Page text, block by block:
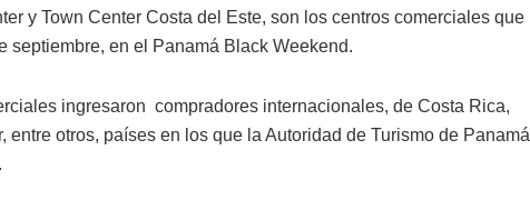
y Town Center Costa del Este, son los centros comerciales que
septiembre, en el Panamá Black Weekend.
ingresaron compradores internacionales, de Costa Rica,
otros, países en los que la Autoridad de Turismo de Panamá